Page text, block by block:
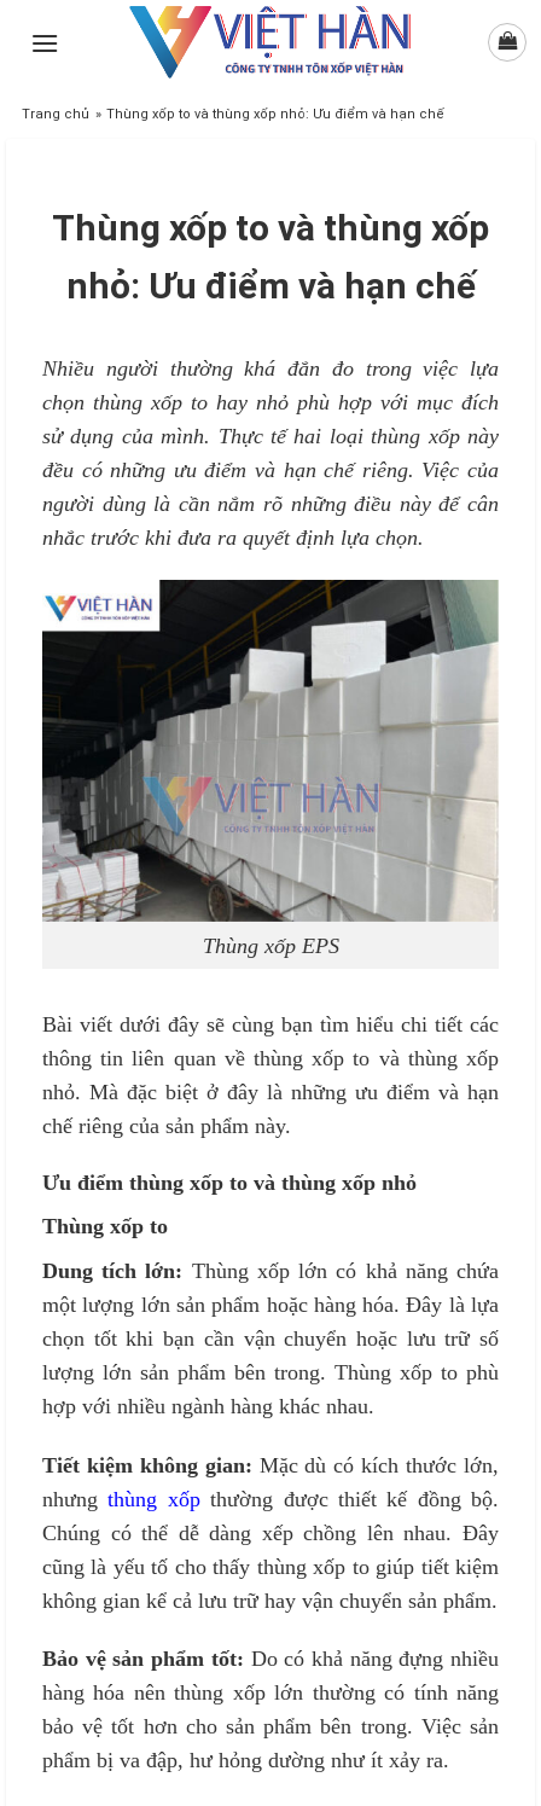
Trang chủ » Thùng xốp to và thùng xốp nhỏ: Ưu điểm và hạn chế
Thùng xốp to và thùng xốp
nhỏ: Ưu điểm và hạn chế
Nhiều người thường khá đắn đo trong việc lựa
chọn thùng xốp to hay nhỏ phù hợp với mục đích
sử dụng của mình. Thực tế hai loại thùng xốp này
đều có những ưu điểm và hạn chế riêng. Việc của
người dùng là cần nắm rõ những điều này để cân
nhắc trước khi đưa ra quyết định lựa chọn.
Thùng xốp EPS
Bài viết dưới đây sẽ cùng bạn tìm hiểu chi tiết các
thông tin liên quan về thùng xốp to và thùng xốp
nhỏ. Mà đặc biệt ở đây là những ưu điểm và hạn
chế riêng của sản phẩm này.
Ưu điểm thùng xốp to và thùng xốp nhỏ
Thùng xốp to
Dung tích lớn: Thùng xốp lớn có khả năng chứa
một lượng lớn sản phẩm hoặc hàng hóa. Đây là lựa
chọn tốt khi bạn cần vận chuyển hoặc lưu trữ số
lượng lớn sản phẩm bên trong. Thùng xốp to phù
hợp với nhiều ngành hàng khác nhau.
Tiết kiệm không gian: Mặc dù có kích thước lớn,
nhưngthùng xốpthường được thiết kế đồng bộ.
Chúng có thể dễ dàng xếp chồng lên nhau. Đây
cũng là yếu tố cho thấy thùng xốp to giúp tiết kiệm
không gian kể cả lưu trữ hay vận chuyển sản phẩm.
Bảo vệ sản phẩm tốt: Do có khả năng đựng nhiều
hàng hóa nên thùng xốp lớn thường có tính năng
bảo vệ tốt hơn cho sản phẩm bên trong. Việc sản
phẩm bị va đập, hư hỏng dường như ít xảy ra.